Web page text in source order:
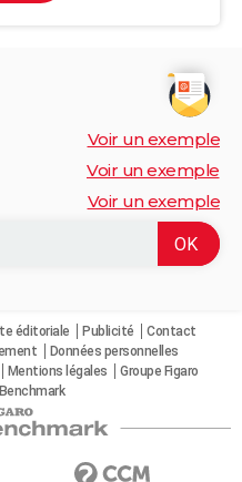
Voir un exemple
Voir un exemple
Voir un exemple
éditoriale Publicité
Contact
Données personnelles
Mentions légales
Groupe Figaro